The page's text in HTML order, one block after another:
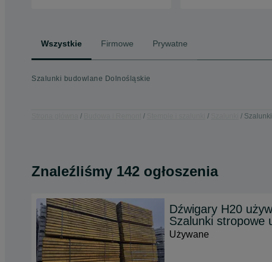
Wszystkie Firmowe Prywatne
Szalunki budowlane Dolnośląskie
Znaleźliśmy 142 ogłoszenia
Dźwigary H20
Szalunki stropowe
Używane